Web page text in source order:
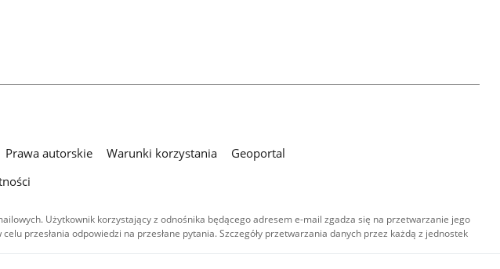
Prawa autorskie Warunki korzystania
Geoportal
Użytkownik korzystający z odnośnika będącego adresem e-mail zgadza się na przetwarzanie jego
przesłania odpowiedzi na przesłane pytania. Szczegóły przetwarzania danych przez każdą z jednostek